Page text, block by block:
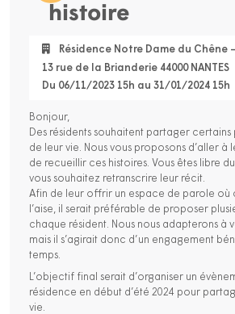
histoire
Résidence Notre Dame du Chêne –
13 rue de la Brianderie 44000 NANTES
Du 06/11/2023 15h au 31/01/2024 15h
Bonjour,
Des résidents souhaitent partager certains
de leur vie. Nous vous proposons d’aller à
de recueillir ces histoires. Vous êtes libre
vous souhaitez retranscrire leur récit.
Afin de leur offrir un espace de parole où
l’aise, il serait préférable de proposer
chaque résident. Nous nous adapterons à
mais il s’agirait donc d’un engagement
temps.
L’objectif final serait d’organiser un
résidence en début d’été 2024 pour
vie.